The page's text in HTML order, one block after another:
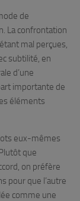
de
La confrontation
mal perçues,
subtilité, en
d’une
importante de
éléments
eux-mêmes
que
on préfère
pour que l’autre
comme une